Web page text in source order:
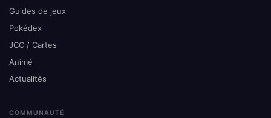
Guides de jeux
Pokédex
JCC / Cartes
Animé
Actualités
COMMUNAUTÉ